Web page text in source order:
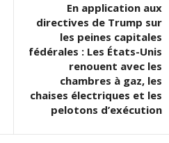
En application aux
directives de Trump sur
les peines capitales
fédérales : Les États-Unis
renouent avec les
chambres à gaz, les
chaises électriques et les
pelotons d’exécution